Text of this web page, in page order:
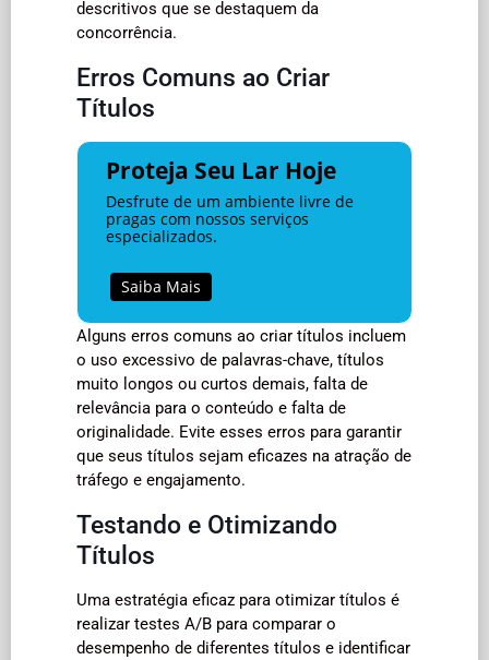
descritivos que se destaquem da
concorrência.
Erros Comuns ao Criar
Títulos
Proteja Seu Lar Hoje
Desfrute de um ambiente livre de
pragas com nossos serviços
especializados.
Saiba Mais
Alguns erros comuns ao criar títulos incluem
o uso excessivo de palavras-chave, títulos
muito longos ou curtos demais, falta de
relevância para o conteúdo e falta de
originalidade. Evite esses erros para garantir
que seus títulos sejam eficazes na atração de
tráfego e engajamento.
Testando e Otimizando
Títulos
Uma estratégia eficaz para otimizar títulos é
realizar testes A/B para comparar o
desempenho de diferentes títulos e identificar